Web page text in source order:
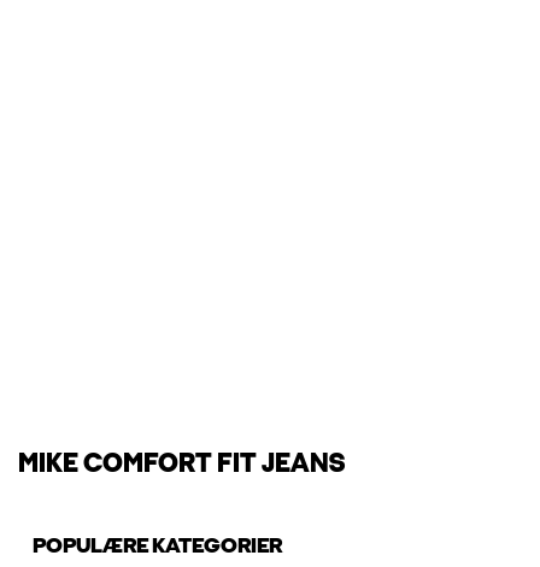
MIKE COMFORT FIT JEANS
POPULÆRE KATEGORIER